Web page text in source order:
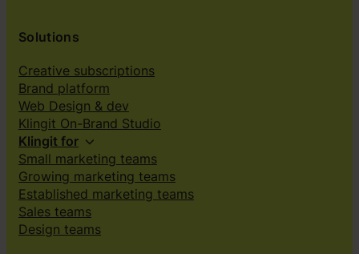
Solutions
Creative subscriptions
Brand platform
Web Design & dev
Klingit On-Brand Studio
Klingit for
Small marketing teams
Growing marketing teams
Established marketing teams
Sales teams
Design teams